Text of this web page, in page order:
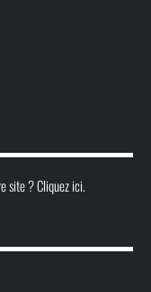
site ? Cliquez ici.